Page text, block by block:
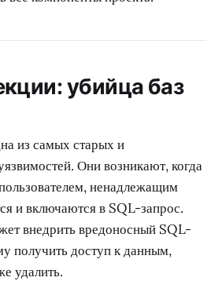
убийца баз
из самых старых и
Они возникают, когда
ненадлежащим
и включаются в SQL-запрос.
внедрить вредоносный SQL-
получить доступ к данным,
удалить.